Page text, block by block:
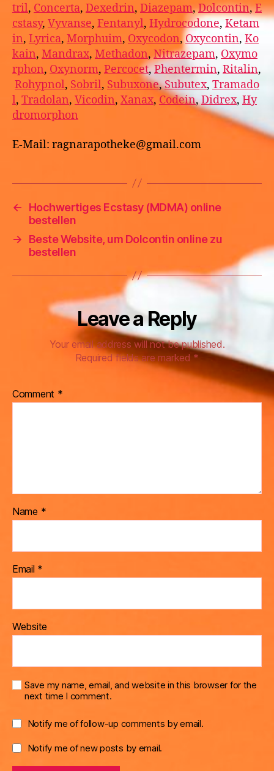
tril, Concerta, Dexedrin, Diazepam,Dolcontin,E
cstasy, Vyvanse, Fentanyl, Hydrocodone, Ketam
in, Lyrica, Morphuim, Oxycodon, Oxycontin, Ko
kain, Mandrax, Methadon,Nitrazepam, Oxymo
rphon, Oxynorm, Percocet,Phentermin, Ritalin,
Rohypnol, Sobril, Subuxone,Subutex, Tramado
l, Tradolan, Vicodin, Xanax, Codein,Didrex, Hy
dromorphon
E-Mail: ragnarapotheke@gmail.com
←
Hochwertiges Ecstasy (MDMA) online
bestellen
→
Beste Website, um Dolcontin online zu
bestellen
Leave a Reply
Your email address will not be published.
Required fields are marked*
Comment *
Name *
Email *
Website
Save my name, email, and website in this browser for the
next time I comment.
Notify me of follow-up comments by email.
Notify me of new posts by email.